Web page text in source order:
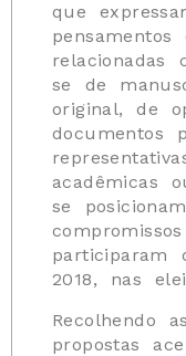
que
relacionadas
se de
original, de
documentos
acadêmicas
se
participaram
2018, nas
Recolhendo
propostas